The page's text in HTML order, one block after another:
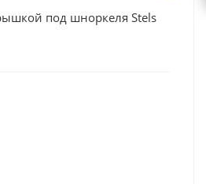
под шноркеля Stels